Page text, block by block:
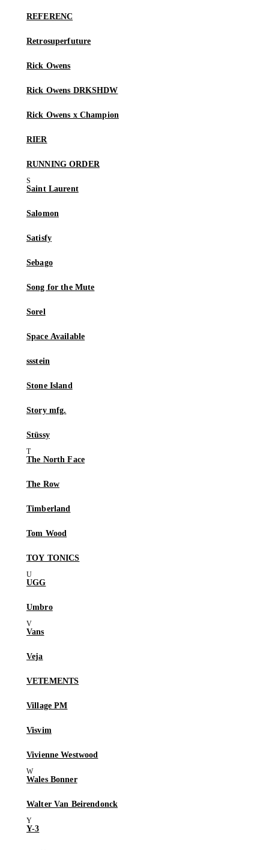
REFERENC
Retrosuperfuture
Rick Owens
Rick Owens DRKSHDW
Rick Owens x Champion
RIER
RUNNING ORDER
Saint Laurent
Salomon
Satisfy
Sebago
Song for the Mute
Sorel
Space Available
ssstein
Stone Island
Story mfg.
Stüssy
The North Face
The Row
Timberland
Tom Wood
TOY TONICS
UGG
Umbro
Vans
Veja
VETEMENTS
Village PM
Visvim
Vivienne Westwood
Wales Bonner
Walter Van Beirendonck
Y-3